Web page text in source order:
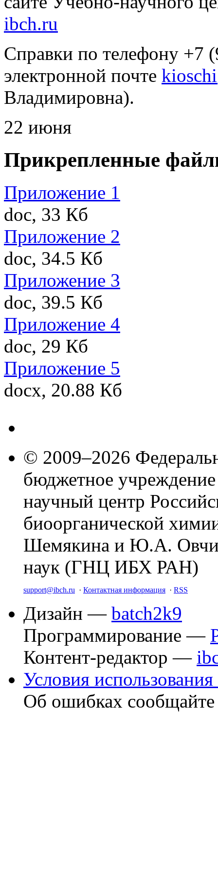
ibch.ru
Справки по телефону +7
электронной почте
Владимировна).
22 июня
Прикрепленные
Приложение 1
doc, 33 Кб
Приложение 2
doc, 34.5 Кб
Приложение 3
doc, 39.5 Кб
Приложение 4
doc, 29 Кб
Приложение 5
docx, 20.88 Кб
© 2009–2026
бюджетное
научный центр
биоорганической
Шемякина и Ю.А.
наук (ГНЦ ИБХ РАН)
support@ibch.ru · Контактная информация · RSS
Дизайн — batch2k9
Программирование —
Контент-редактор —
Условия использования
Об ошибках